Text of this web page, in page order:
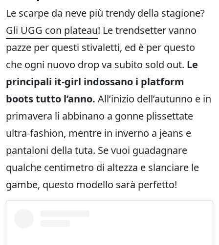
Le scarpe da neve più trendy della stagione?
Gli UGG con plateau! Le trendsetter vanno
pazze per questi stivaletti, ed è per questo
che ogni nuovo drop va subito sold out. Le
principali it-girl indossano i platform
boots tutto l’anno. All’inizio dell’autunno e in
primavera li abbinano a gonne plissettate
ultra-fashion, mentre in inverno a jeans e
pantaloni della tuta. Se vuoi guadagnare
qualche centimetro di altezza e slanciare le
gambe, questo modello sarà perfetto!